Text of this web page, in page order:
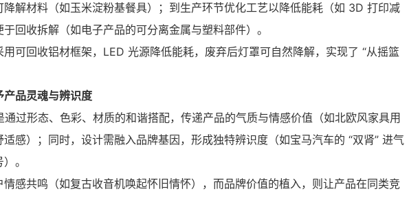
降解材料（如玉米淀粉基餐具）；到生产环节优化工艺以降低能耗（如 3D 打印减
回收拆解（如电子产品的可分离金属与塑料部件）。
可回收铝材框架，LED 光源降低能耗，废弃后灯罩可自然降解，实现了 “从摇篮
产品灵魂与辨识度
通过形态、色彩、材质的和谐搭配，传递产品的气质与情感价值（如北欧风家具用
感）；同时，设计需融入品牌基因，形成独特辨识度（如宝马汽车的 “双肾” 进气
。
感共鸣（如复古收音机唤起怀旧情怀），而品牌价值的植入，则让产品在同类竞